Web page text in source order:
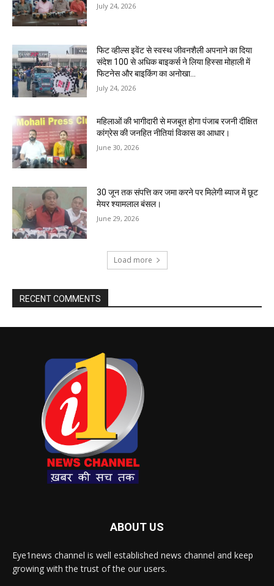
July 24, 2026
फिट व्हील्स इवेंट से स्वस्थ जीवनशैली अपनाने का दिया
संदेश 100 से अधिक बाइकर्स ने लिया हिस्सा मोहाली में
फिटनेस और बाइकिंग का अनोखा...
July 24, 2026
महिलाओं की भागीदारी से मजबूत होगा पंजाब रजनी दीक्षित
कांग्रेस की जनहित नीतियां विकास का आधार।
June 30, 2026
30 जून तक संपत्ति कर जमा करने पर मिलेगी ब्याज में छूट
मेयर श्यामलाल बंसल।
June 29, 2026
Load more
RECENT COMMENTS
ABOUT US
Eye1news channel is well established news channel and keep
growing with the trust of the our users.